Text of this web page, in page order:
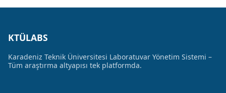
KTÜLABS
Karadeniz Teknik Üniversitesi Laboratuvar Yönetim Sistemi –
Tüm araştırma altyapısı tek platformda.